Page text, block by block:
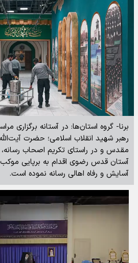
برنا- گروه استان‌ها: در آستانه برگزاری
رهبر شهید انقلاب اسلامی؛ حضرت
مقدس و در راستای تکریم اصحاب رسانه،
آستان قدس رضوی اقدام به برپایی
آسایش و رفاه اهالی رسانه نموده است.